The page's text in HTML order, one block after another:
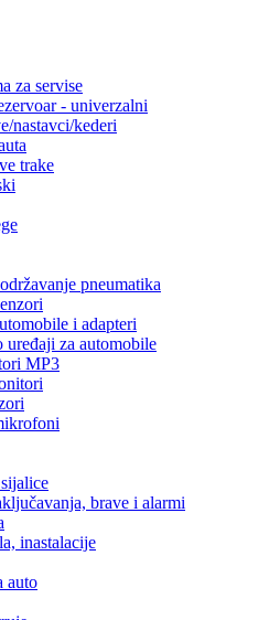
za servise
- univerzalni
nastavci/kederi
trake
pneumatika
i adapteri
uređaji za automobile
MP3
brave i alarmi
inastalacije
auto